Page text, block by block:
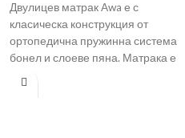
Двулицев матрак Awa е с
класическа конструкция от
ортопедична пружинна система
бонел и слоеве пяна. Матрака е
с отлично съчетание